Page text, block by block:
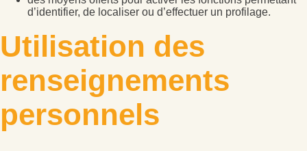
d’identifier, de localiser ou d’effectuer un profilage.
Utilisation des
renseignements
personnels